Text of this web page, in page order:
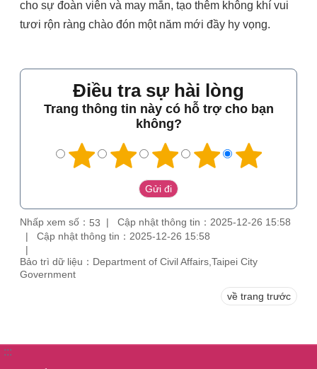
cho sự đoàn viên và may mắn, tạo thêm không khí vui
tươi rộn ràng chào đón một năm mới đầy hy vọng.
Điều tra sự hài lòng
Trang thông tin này có hỗ trợ cho bạn
không?
Nhấp xem số： 53
Cập nhật thông tin：2025-12-26 15:58
Cập nhật thông tin：2025-12-26 15:58
Bảo trì dữ liệu：Department of Civil Affairs,Taipei City
Government
về trang trước
:::